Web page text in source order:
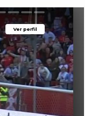
Ver perfil
Ver perfil